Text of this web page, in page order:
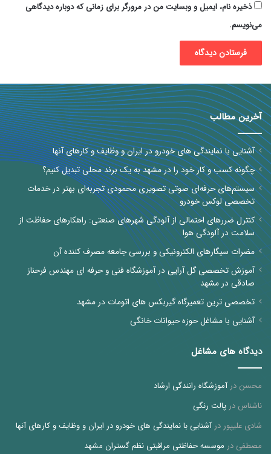
ذخیره نام، ایمیل و وبسایت من در مرورگر برای زمانی که دوباره دیدگاهی
می‌نویسم.
آخرین مطالب
آشنایی با نمایندگی های خودرو در ایران و وظایف و کارهای آنها
چگونه کسب و کار خود را در مشهد به یک برند محلی تبدیل کنیم؟
سیستم‌های حرفه‌ای صوتی تصویری محمودی تجربه‌ای بهتر در خدمات
تخصصی لوکس خودرو
کنترل ضررهای احتمالی از آلودگی شهرهای صنعتی: راهکارهای حفاظت از
سلامت در آلودگی هوا
مضرات سیگارهای الکترونیکی و بررسی جامعه مصرف کننده آن
آموزش تخصصی گل آرایی در آموزشگاه فنی و حرفه ای مهندس فرحناز
صادقی در مشهد
تخصصی ترین تعمیرگاه گیربکس های اتومات در مشهد
آشنایی با مشاغل حوزه حیوانات خانگی
دیدگاه های مشاغل
محسن درآموزشگاه رانندگی ارشاد
ناشناس در پالت رنگی
شادی علیپور درآشنایی با نمایندگی های خودرو در ایران و وظایف و کارهای آنها
مصطفی در موسسه حفاظتی مراقبتی نظم گستران مشهد